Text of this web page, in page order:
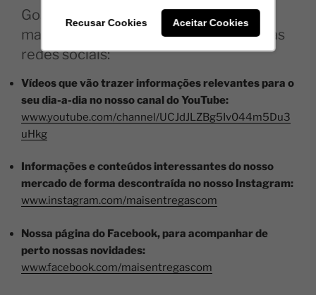
Recusar Cookies Aceitar Cookies
Gostou do conteúdo e quer conhecer
mais a Mais Entregas? Acesse as nossas
redes sociais:
Vídeos que vão trazer informações relevantes para o
seu dia-a-dia no nosso canal do YouTube:
www.youtube.com/channel/UCJdJLZBg5Iv044m5Du3
uHkg
Informações e conteúdos interessantes do nosso
mercado de forma descontraída no nosso Instagram:
www.instagram.com/maisentregascom
Nossa página do Facebook, para acompanhar de
perto nossas novidades:
www.facebook.com/maisentregascom